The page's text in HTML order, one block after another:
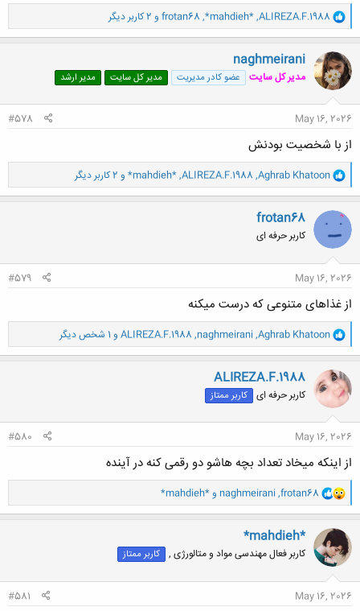
و
ا
ک
ن
ش
ه
ا
ALIREZA.F.1988
,
*mahdieh*
,
frotan68 و 2 کاربر دیگر
naghmeirani
مدیر کل سایت عضو کادر مدیریت مدیر کل سایت مدیر ارشد
May 16, 2026
#578
از با شخصیت بودنش
و
ا
ک
ن
ش
ه
ا
Aghrab Khatoon
,
ALIREZA.F.1988
,
*mahdieh* و 2 کاربر دیگر
frotan68
کاربر حرفه ای
May 16, 2026
#579
از غذاهای متنوعی که درست میکنه
و
ا
ک
ن
ش
ه
ا
Aghrab Khatoon
,
naghmeirani
,
ALIREZA.F.1988 و 1 شخص دیگر
ALIREZA.F.1988
کاربر حرفه ای کاربر ممتاز
May 16, 2026
#580
از اینکه میخاد تعداد بچه هاشو دو رقمی کنه در آینده
و
ا
ک
ن
ش
ه
:
frotan68
,
naghmeirani و*mahdieh*
*mahdieh*
کاربر فعال مهندسی مواد و متالورژی , کاربر ممتاز
May 16, 2026
#581